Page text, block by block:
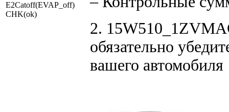
E2Catoff(EVAP_off)
CHK(ok)
2.
обязательно
вашего автомобиля